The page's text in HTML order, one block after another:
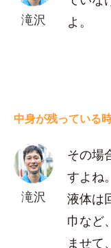
滝沢
よ。
中身が残っている
滝沢
その場
すよね。
液体は
巾など
ませて